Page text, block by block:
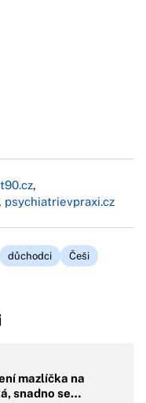
,
psychiatrievpraxi.cz
důchodci
Češi
mazlíčka na
snadno se…